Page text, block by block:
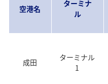
空港名
ターミナ
ル
成田
ターミナル
1